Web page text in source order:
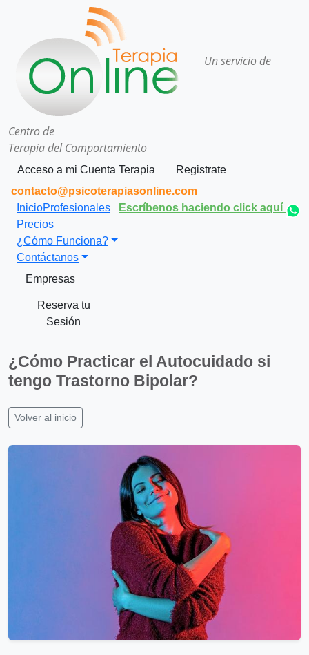
Un servicio de
Centro de
Terapia del Comportamiento
Acceso a mi Cuenta Terapia
Registrate
contacto@psicoterapiasonline.com
Escríbenos haciendo click aquí
InicioProfesionales
Precios
¿Cómo Funciona?
Contáctanos
Empresas
Reserva tu
Sesión
¿Cómo Practicar el Autocuidado si
tengo Trastorno Bipolar?
Volver al inicio